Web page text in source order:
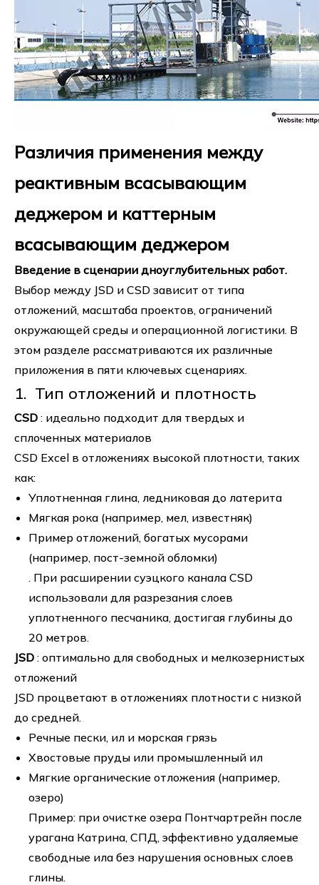
Различия применения между
реактивным всасывающим
деджером и каттерным
всасывающим деджером
Введение в сценарии дноуглубительных работ.
Выбор между JSD и CSD зависит от типа
отложений, масштаба проектов, ограничений
окружающей среды и операционной логистики. В
этом разделе рассматриваются их различные
приложения в пяти ключевых сценариях.
1. Тип отложений и плотность
CSD : идеально подходит для твердых и
сплоченных материалов
CSD Excel в отложениях высокой плотности, таких
как:
Уплотненная глина, ледниковая до латерита
Мягкая рока (например, мел, известняк)
Пример отложений, богатых мусорами
(например, пост-земной обломки)
. При расширении суэцкого канала CSD
использовали для разрезания слоев
уплотненного песчаника, достигая глубины до
20 метров.
JSD : оптимально для свободных и мелкозернистых
отложений
JSD процветают в отложениях плотности с низкой
до средней.
Речные пески, ил и морская грязь
Хвостовые пруды или промышленный ил
Мягкие органические отложения (например,
озеро)
Пример: при очистке озера Понтчартрейн после
урагана Катрина, СПД, эффективно удаляемые
свободные ила без нарушения основных слоев
глины.